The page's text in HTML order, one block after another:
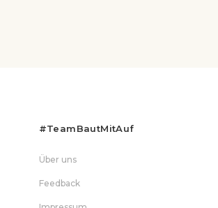
#teamBautMitAuf
Über uns
Feedback